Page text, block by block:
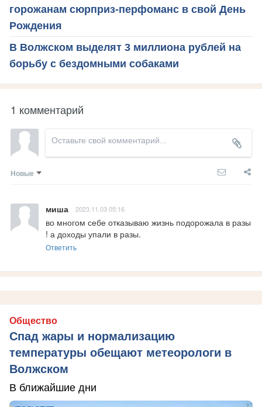
горожанам сюрприз-перфоманс в свой День
Рождения
В Волжском выделят 3 миллиона рублей на
борьбу с бездомными собаками
1 комментарий
Новые
миша 2023.11.03 05:16
во многом себе отказываю жизнь подорожала в разы
! а доходы упали в разы.
Ответить
Общество
Спад жары и нормализацию
температуры обещают метеорологи в
Волжском
В ближайшие дни